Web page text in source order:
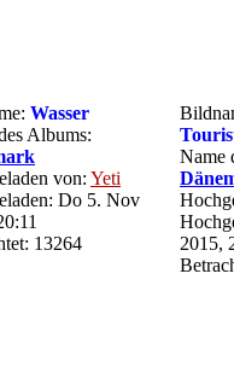
Wasser
Albums:
von: Yeti
Do 5. Nov
13264
Name
2015,